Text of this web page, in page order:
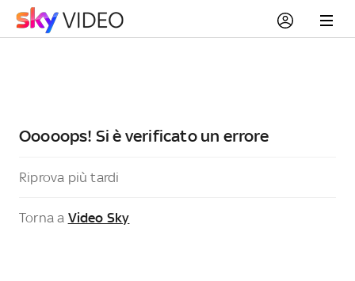
Ooooops! Si è verificato un errore
Riprova più tardi
Torna a Video Sky